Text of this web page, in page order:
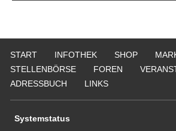
START INFOTHEK SHOP
STELLENBÖRSE
FOREN
ADRESSBUCH
LINKS
Systemstatus